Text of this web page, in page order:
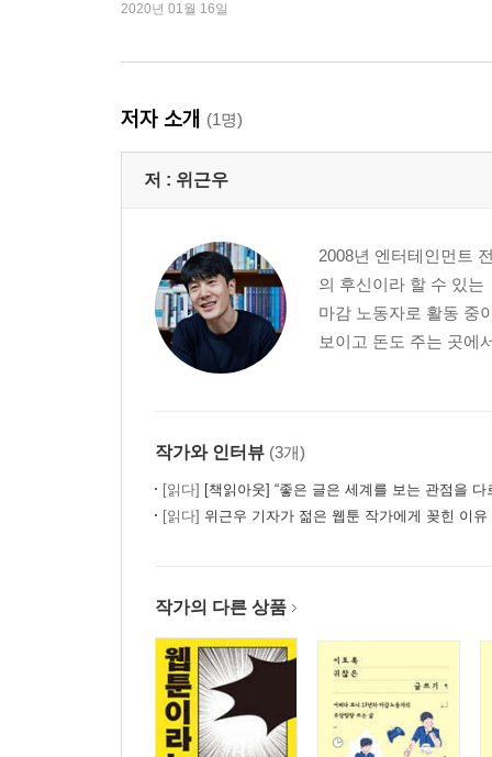
2020년 01월 16일
저자 소개 (1명)
저 : 위근우
2008년 엔터테인먼트
의 후신이라 할 수 있
마감 노동자로 활동 중
보이고 돈도 주는 곳에
작가와 인터뷰 (3개)
[읽다] [책읽아웃] “좋은 글은 세계를 보는 관점을 다르게 해
[읽다] 위근우 기자가 젊은 웹툰 작가에게 꽂힌 이유
작가의 다른 상품